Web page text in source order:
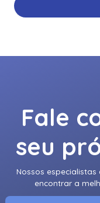
Fale
seu
Nossos
encontrar a